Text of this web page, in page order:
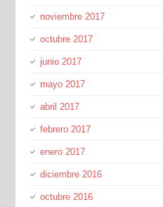
noviembre 2017
octubre 2017
junio 2017
mayo 2017
abril 2017
febrero 2017
enero 2017
diciembre 2016
octubre 2016